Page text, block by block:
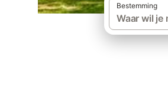
Bestemming